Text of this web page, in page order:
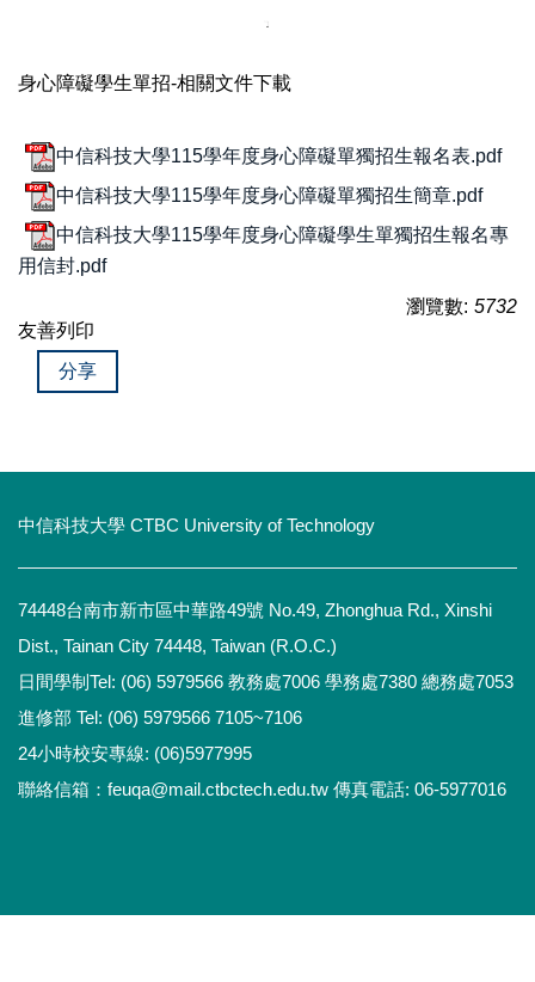
身心障礙學生單招-相關文件下載
中信科技大學115學年度身心障礙單獨招生報名表.pdf
中信科技大學115學年度身心障礙單獨招生簡章.pdf
中信科技大學115學年度身心障礙學生單獨招生報名專
用信封.pdf
瀏覽數: 5732
友善列印
分享
中信科技大學 CTBC University of Technology
74448台南市新市區中華路49號 No.49, Zhonghua Rd., Xinshi
Dist., Tainan City 74448, Taiwan (R.O.C.)
日間學制Tel: (06) 5979566 教務處7006 學務處7380 總務處7053
進修部 Tel: (06) 5979566 7105~7106
24小時校安專線: (06)5977995
聯絡信箱：feuqa@mail.ctbctech.edu.tw 傳真電話: 06-5977016